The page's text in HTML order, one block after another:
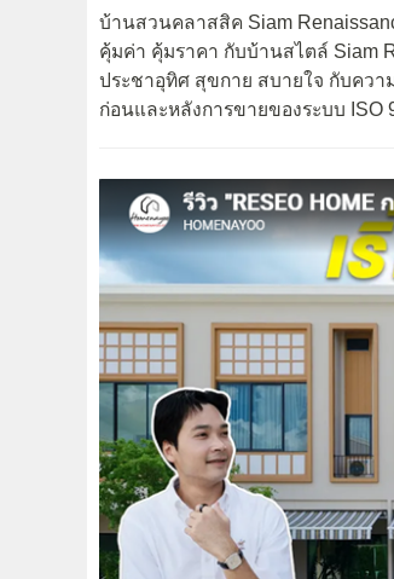
บ้านสวนคลาสสิค Siam
คุ้มค่า คุ้มราคา กับบ้านสไตล์ Siam
ประชาอุทิศ สุขกาย สบายใจ กับควา
ก่อนและหลังการขายของระบบ ISO